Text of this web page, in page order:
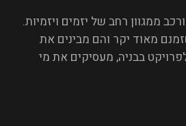
ממגוון רחב של יזמים ויזמיות.
מאוד יקר והם מבינים את
בבניה, מעסיקים את מי